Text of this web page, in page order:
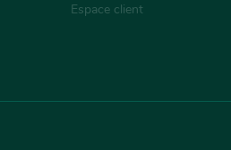
Espace client